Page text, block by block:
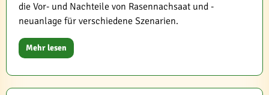
die Vor- und Nachteile von Rasennachsaat und -
neuanlage für verschiedene Szenarien.
Mehr lesen